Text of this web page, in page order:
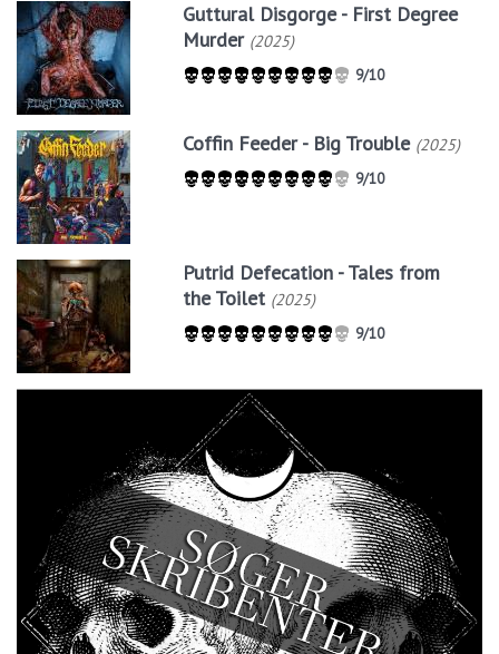
Guttural Disgorge - First Degree
Murder (2025)
9/10
Coffin Feeder - Big Trouble (2025)
9/10
Putrid Defecation - Tales from
the Toilet (2025)
9/10